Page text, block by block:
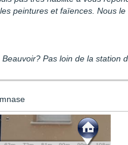
peintures et faïences. Nous le
Pas loin de la station